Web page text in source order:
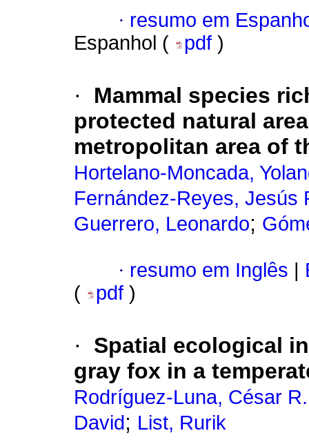
· resumo em
Espanhol (
pdf )
·
Mammal species
protected natural
metropolitan area of
Hortelano-Moncada,
Fernández-Reyes, Jesús
Guerrero, Leonardo;
· resumo em Inglês
(
pdf )
·
Spatial ecological
gray fox in a
Rodríguez-Luna, César R.
David ; List, Rurik